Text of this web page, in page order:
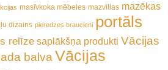
masīvkoka mēbeles mazvillas mazēkas
dizains pieredzes braucieni portāls
relīze saplākšņa produkti Vācijas
balvaVācijas